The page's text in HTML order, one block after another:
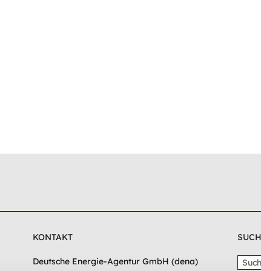
KONTAKT
Deutsche Energie-Agentur GmbH (dena)